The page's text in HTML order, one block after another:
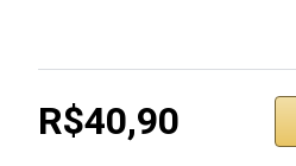
R$40,90